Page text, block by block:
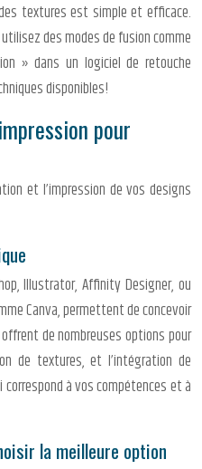
textures est simple et efficace.
des modes de fusion comme
» dans un logiciel de retouche
disponibles!
pour
et l’impression de vos designs
Illustrator, Affinity Designer, ou
Canva, permettent de concevoir
de nombreuses options pour
de textures, et l’intégration de
à vos compétences et à
la meilleure option